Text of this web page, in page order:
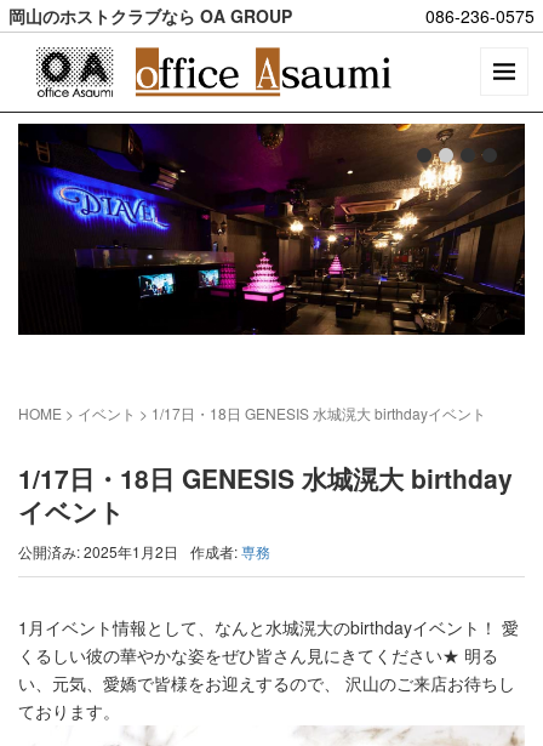
岡山のホストクラブなら OA GROUP 086-236-0575
HOME > イベント > 1/17日・18日 GENESIS 水城滉大 birthdayイベント
1/17日・18日 GENESIS 水城滉大 birthday
イベント
公開済み: 2025年1月2日 作成者:専務
1月イベント情報として、なんと水城滉大のbirthdayイベント！ 愛
くるしい彼の華やかな姿をぜひ皆さん見にきてください★ 明る
い、元気、愛嬌で皆様をお迎えするので、 沢山のご来店お待ちし
ております。